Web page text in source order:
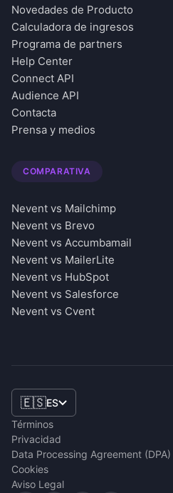
Novedades de Producto
Calculadora de ingresos
Programa de partners
Help Center
Connect API
Audience API
Contacta
Prensa y medios
COMPARATIVA
Nevent vs Mailchimp
Nevent vs Brevo
Nevent vs Accumbamail
Nevent vs MailerLite
Nevent vs HubSpot
Nevent vs Salesforce
Nevent vs Cvent
🇪🇸ES
Términos
Privacidad
Data Processing Agreement (DPA)
Cookies
Aviso Legal